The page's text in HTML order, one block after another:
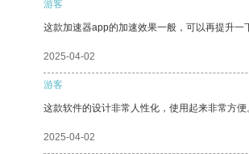
游客
这款加速器app的加速效果一般，可以再提升一
2025-04-02
游客
这款软件的设计非常人性化，使用起来非常方便
2025-04-02